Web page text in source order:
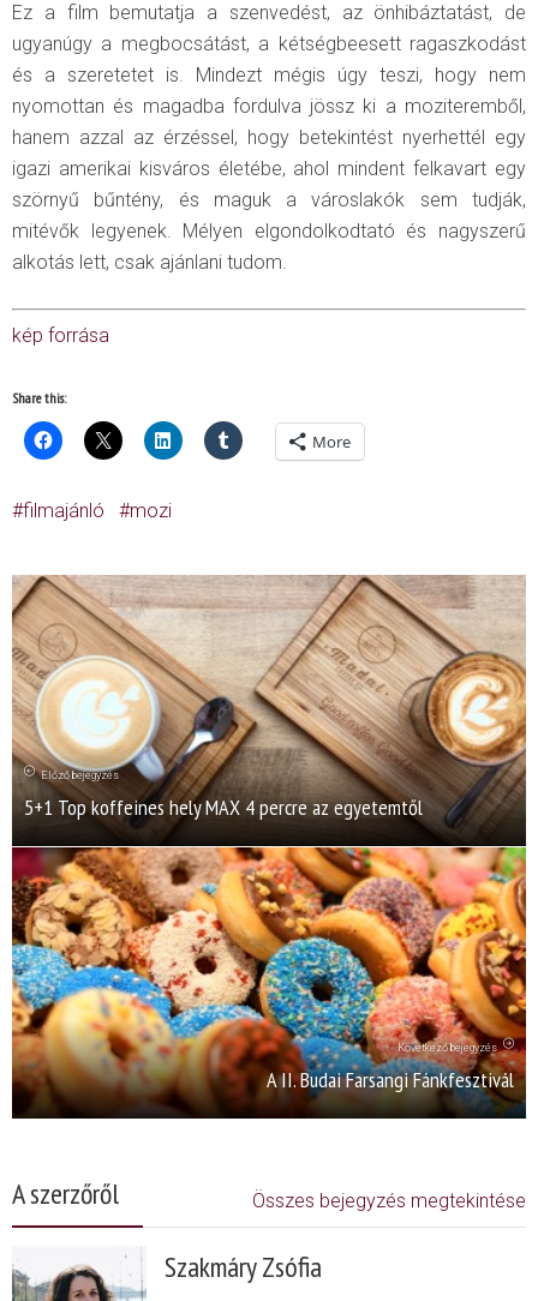
Ez a film bemutatja a szenvedést, az önhibáztatást, de
ugyanúgy a megbocsátást, a kétségbeesett ragaszkodást
és a szeretetet is. Mindezt mégis úgy teszi, hogy nem
nyomottan és magadba fordulva jössz ki a moziteremből,
hanem azzal az érzéssel, hogy betekintést nyerhettél egy
igazi amerikai kisváros életébe, ahol mindent felkavart egy
szörnyű bűntény, és maguk a városlakók sem tudják,
mitévők legyenek. Mélyen elgondolkodtató és nagyszerű
alkotás lett, csak ajánlani tudom.
kép forrása
Share this:
More
filmajánló mozi
Előző bejegyzés
5+1 Top koffeines hely MAX 4 percre az egyetemtől
Következő bejegyzés
A II. Budai Farsangi Fánkfesztivál
A szerzőről Összes bejegyzés megtekintése
Szakmáry Zsófia